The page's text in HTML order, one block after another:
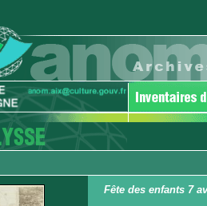
Fête des enfants 7